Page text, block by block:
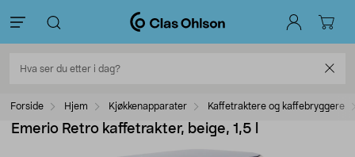
Forside Hjem Kjøkkenapparater Kaffetraktere og kaffebryggere
Emerio Retro kaffetrakter, beige, 1,5 l